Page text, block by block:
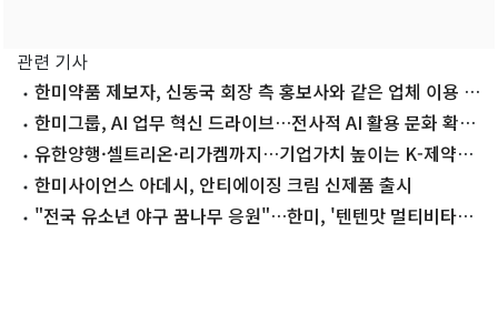
관련 기사
한미약품 제보자, 신동국 회장 측 홍보사와 같은 업체 이용 의
혹 한미그룹, AI 업무 혁신 드라이브…전사적 AI 활용 문화 확산
나선다
유한양행·셀트리온·리가켐까지…기업가치 높이는 K-제약바
이오한미사이언스 아데시, 안티에이징 크림 신제품 출시
"전국 유소년 야구 꿈나무 응원"…한미, '텐텐맛 멀티비타